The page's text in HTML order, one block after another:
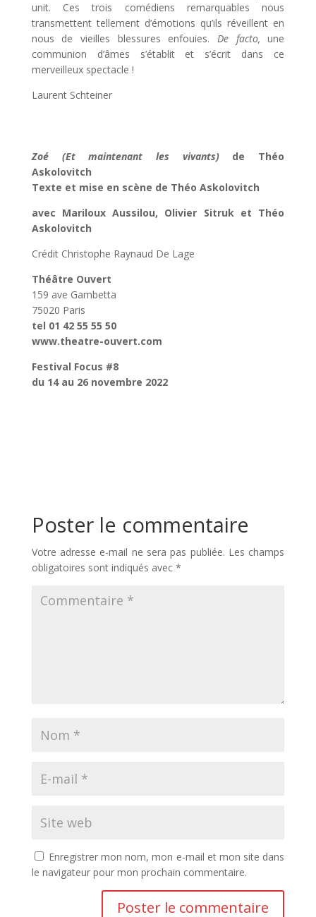
unit. Ces trois comédiens remarquables nous
transmettent tellement d’émotions qu’ils réveillent en
nous de vieilles blessures enfouies. De facto, une
communion d’âmes s’établit et s’écrit dans ce
merveilleux spectacle !
Laurent Schteiner
Zoé (Et maintenant les vivants)de Théo
Askolovitch
Texte et mise en scène de Théo Askolovitch
avec Mariloux Aussilou, Olivier Sitruk et Théo
Askolovitch
Crédit Christophe Raynaud De Lage
Théâtre Ouvert
159 ave Gambetta
75020 Paris
tel 01 42 55 55 50
www.theatre-ouvert.com
Festival Focus #8
du 14 au 26 novembre 2022
Poster le commentaire
Votre adresse e-mail ne sera pas publiée. Les champs
obligatoires sont indiqués avec *
Enregistrer mon nom, mon e-mail et mon site dans
le navigateur pour mon prochain commentaire.